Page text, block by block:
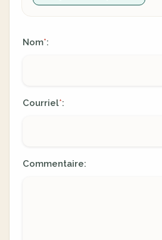
Nom*:
Courriel*:
Commentaire: